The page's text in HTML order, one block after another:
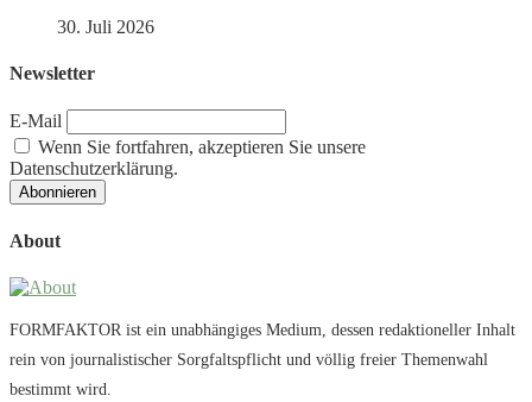
30. Juli 2026
Newsletter
E-Mail
Wenn Sie fortfahren, akzeptieren Sie unsere
Datenschutzerklärung.
About
FORMFAKTOR ist ein unabhängiges Medium, dessen redaktioneller Inhalt
rein von journalistischer Sorgfaltspflicht und völlig freier Themenwahl
bestimmt wird.